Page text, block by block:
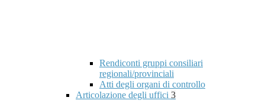
Rendiconti gruppi consiliari
regionali/provinciali
Atti degli organi di controllo
Articolazione degli uffici 3